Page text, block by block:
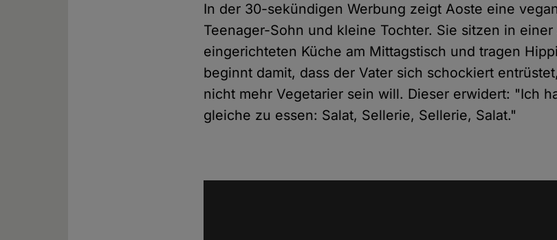
In der 30-sekündigenWerbung zeigt Aoste eine
Teenager-Sohn und kleine Tochter. Sie sitzen in
eingerichteten Küche am Mittagstisch und tragen
beginnt damit, dass der Vater sich schockiert
nicht mehr Vegetarier sein will. Dieser erwidert: "Ich
gleiche zu essen: Salat, Sellerie, Sellerie, Salat."